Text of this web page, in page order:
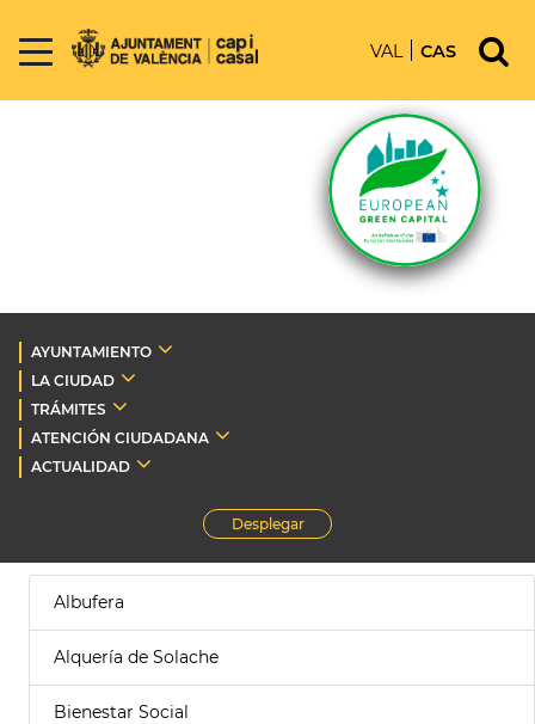
VAL CAS
AYUNTAMIENTO
LA CIUDAD
TRÁMITES
ATENCIÓN CIUDADANA
ACTUALIDAD
Desplegar
Albufera
Alquería de Solache
Bienestar Social